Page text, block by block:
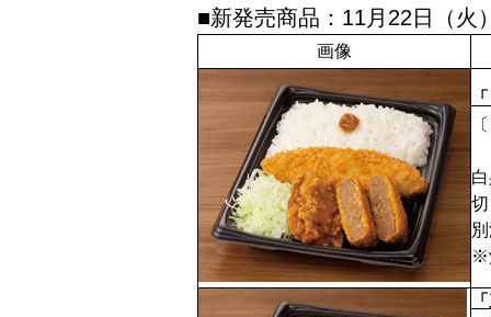
■新発売商品：11月22日（火
画像
※